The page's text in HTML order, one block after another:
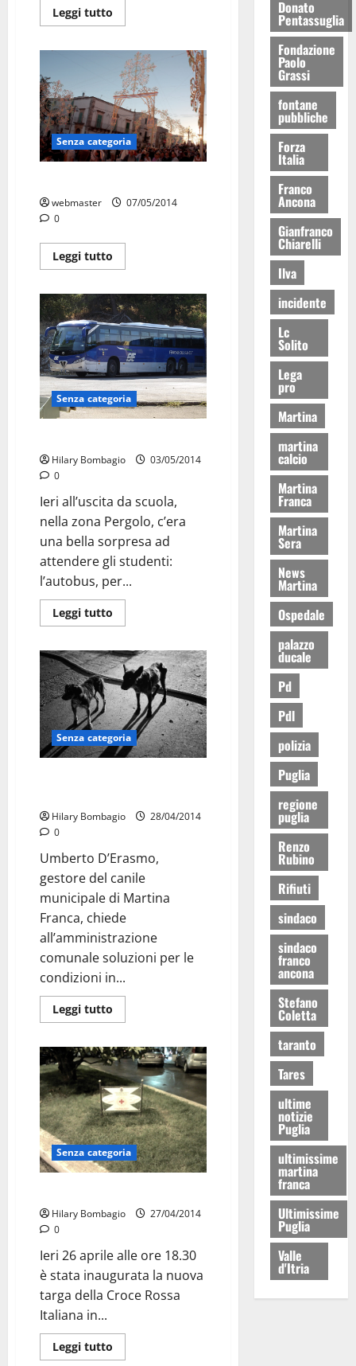
Leggi tutto
Senza categoria
webmaster
07/05/2014
0
Leggi tutto
Senza categoria
Hilary Bombagio
03/05/2014
0
Ieri all’uscita da scuola,
nella zona Pergolo, c’era
una bella sorpresa ad
attendere gli studenti:
l’autobus, per...
Leggi tutto
Senza categoria
Hilary Bombagio
28/04/2014
0
Umberto D’Erasmo,
gestore del canile
municipale di Martina
Franca, chiede
all’amministrazione
comunale soluzioni per le
condizioni in...
Leggi tutto
Senza categoria
Hilary Bombagio
27/04/2014
0
Ieri 26 aprile alle ore 18.30
è stata inaugurata la nuova
targa della Croce Rossa
Italiana in...
Leggi tutto
Donato
Pentassuglia
Fondazione
Paolo
Grassi
fontane
pubbliche
Forza
Italia
Franco
Ancona
Gianfranco
Chiarelli
Ilva
incidente
Lc
Solito
Lega
pro
Martina
martina
calcio
Martina
Franca
Martina
Sera
News
Martina
Ospedale
palazzo
ducale
Pd
Pdl
polizia
Puglia
regione
puglia
Renzo
Rubino
Rifiuti
sindaco
sindaco
franco
ancona
Stefano
Coletta
taranto
Tares
ultime
notizie
Puglia
ultimissime
martina
franca
Ultimissime
Puglia
Valle
d'Itria